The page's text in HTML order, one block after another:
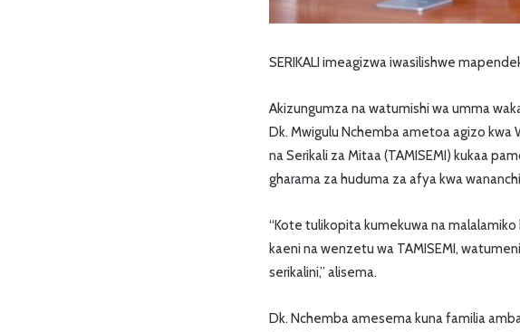
SERIKALI imeagizwa iwasilishwe
Akizungumza na watumishi wa umma
Dk. Mwigulu Nchemba ametoa agizo kwa
na Serikali za Mitaa (TAMISEMI) kukaa
gharama za huduma za afya kwa
“Kote tulikopita kumekuwa na
kaeni na wenzetu wa TAMISEMI,
serikalini,” alisema.
Dk. Nchemba amesema kuna familia